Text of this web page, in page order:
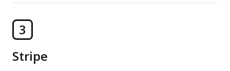
3
Stripe